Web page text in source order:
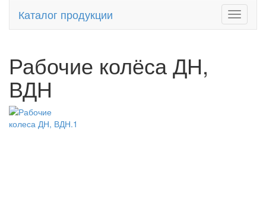
Каталог продукции
Рабочие колёса ДН,
ВДН